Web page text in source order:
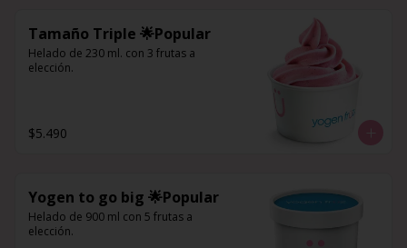
Tamaño Triple 🌟Popular
Helado de 230 ml. con 3 frutas a
elección.
$5.490
Yogen to go big 🌟Popular
Helado de 900 ml con 5 frutas a
elección.